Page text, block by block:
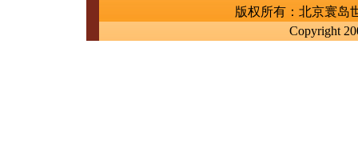
版权所有：北京寰岛
Copyright